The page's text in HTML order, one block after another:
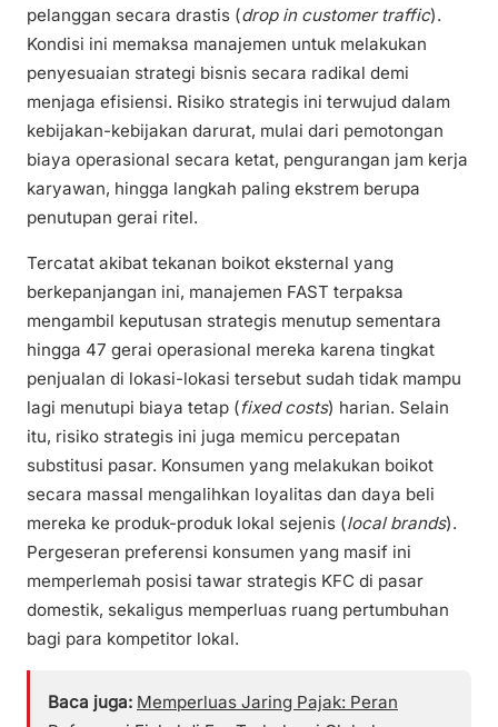
pelanggan secara drastis (drop in customer traffic).
Kondisi ini memaksa manajemen untuk melakukan
penyesuaian strategi bisnis secara radikal demi
menjaga efisiensi. Risiko strategis ini terwujud dalam
kebijakan-kebijakan darurat, mulai dari pemotongan
biaya operasional secara ketat, pengurangan jam kerja
karyawan, hingga langkah paling ekstrem berupa
penutupan gerai ritel.
Tercatat akibat tekanan boikot eksternal yang
berkepanjangan ini, manajemen FAST terpaksa
mengambil keputusan strategis menutup sementara
hingga 47 gerai operasional mereka karena tingkat
penjualan di lokasi-lokasi tersebut sudah tidak mampu
lagi menutupi biaya tetap (fixed costs) harian. Selain
itu, risiko strategis ini juga memicu percepatan
substitusi pasar. Konsumen yang melakukan boikot
secara massal mengalihkan loyalitas dan daya beli
mereka ke produk-produk lokal sejenis (local brands).
Pergeseran preferensi konsumen yang masif ini
memperlemah posisi tawar strategis KFC di pasar
domestik, sekaligus memperluas ruang pertumbuhan
bagi para kompetitor lokal.
Baca juga: Memperluas Jaring Pajak: Peran